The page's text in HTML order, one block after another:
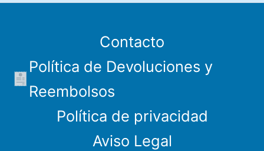
Contacto
Política de Devoluciones y
Reembolsos
Política de privacidad
Aviso Legal